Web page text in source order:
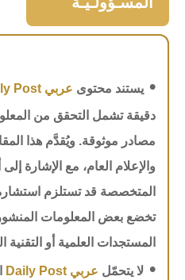
• يستند محتوى عربي Daily Post
دقيقة تشمل التحقق من
مصادر موثوقة. ويُقدَّم هذا
والإعلام العام، مع الإشارة
المتخصصة قد تستلزم
تخضع بعض المعلومات
المستجدات العلمية أو التقنية
• لا يتحمّل عربي Daily Post